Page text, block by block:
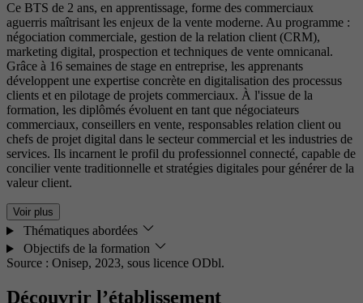
Ce BTS de 2 ans, en apprentissage, forme des commerciaux
aguerris maîtrisant les enjeux de la vente moderne. Au programme :
négociation commerciale, gestion de la relation client (CRM),
marketing digital, prospection et techniques de vente omnicanal.
Grâce à 16 semaines de stage en entreprise, les apprenants
développent une expertise concrète en digitalisation des processus
clients et en pilotage de projets commerciaux. À l'issue de la
formation, les diplômés évoluent en tant que négociateurs
commerciaux, conseillers en vente, responsables relation client ou
chefs de projet digital dans le secteur commercial et les industries de
services. Ils incarnent le profil du professionnel connecté, capable de
concilier vente traditionnelle et stratégies digitales pour générer de la
valeur client.
Voir plus
Thématiques abordées
Objectifs de la formation
Source : Onisep, 2023, sous licence ODbl.
Découvrir l’établissement